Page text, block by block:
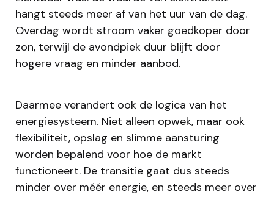
hangt steeds meer af van het uur van de dag.
Overdag wordt stroom vaker goedkoper door
zon, terwijl de avondpiek duur blijft door
hogere vraag en minder aanbod.
Daarmee verandert ook de logica van het
energiesysteem. Niet alleen opwek, maar ook
flexibiliteit, opslag en slimme aansturing
worden bepalend voor hoe de markt
functioneert. De transitie gaat dus steeds
minder over méér energie, en steeds meer over